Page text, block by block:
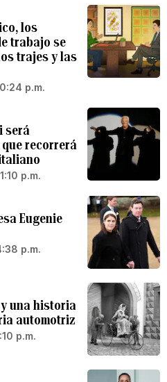
los
trabajo se
trajes y las
p.m.
será
recorrerá
p.m.
Eugenie
p.m.
una historia
automotriz
p.m.